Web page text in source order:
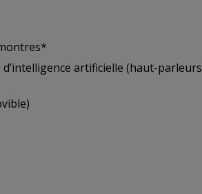
artificielle (haut-parleurs